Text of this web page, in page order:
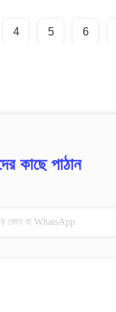
4 5 6
কাছে পাঠান